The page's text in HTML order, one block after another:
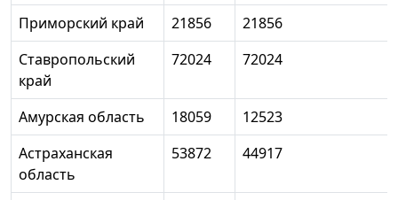
Приморский край
21856
21856
Ставропольский
край
72024 72024
Амурская область 18059
12523
Астраханская
область
53872 44917